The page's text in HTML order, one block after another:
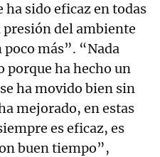
ha sido eficaz en todas
presión del ambiente
más”. “Nada
porque ha hecho un
ha movido bien sin
mejorado, en estas
es eficaz, es
buen tiempo”,